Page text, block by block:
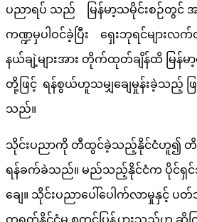
ပညာရပ် သည် မြန်မာ့သမိုင်းစဉ်တွင် အ
ကဏ္ဍမှပါဝင်ခဲ့ပြီး ရှေးဘုရင်မျ
နယ်ချဲ့များအား တိုက်ထုတ်ချိန်ထိ မြန်မာ့
တို့ဖြင့် ရန်စွယ်ဟူသမျှချေမှုန်းခဲ့သည့် ဖြစ်
သည်။
သိုင်းပညာကို တီထွင်ခဲ့သည့်နိုင်ငံဟူ၍ တိတိ
ရန်ခက်ခဲသည်။ မည်သည့်နိုင်ငံက ပိုင်ရှင်အ
ချေ။ သိုင်းပညာပေါ်ပေါက်လာမှုနှင့်
တရုတ်နိုင်ငံမှ စတင်ပြန့်ပွားသည်ဟု ဆို